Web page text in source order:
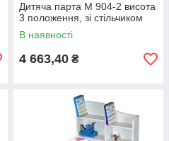
Дитяча парта M 904-2 висота
3 положення, зі стільчиком
В наявності
4 663,40 ₴